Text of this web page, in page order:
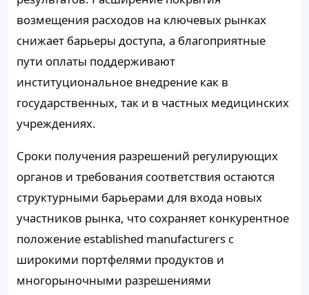
возмещения расходов на ключевых рынках
снижает барьеры доступа, а благоприятные
пути оплаты поддерживают
институциональное внедрение как в
государственных, так и в частных медицинских
учреждениях.
Сроки получения разрешений регулирующих
органов и требования соответствия остаются
структурными барьерами для входа новых
участников рынка, что сохраняет конкурентное
положение established manufacturers с
широкими портфелями продуктов и
многорыночными разрешениями